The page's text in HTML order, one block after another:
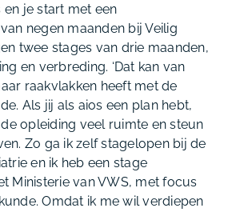
je start met een
negen maanden bij Veilig
twee stages van drie maanden,
en verbreding. ‘Dat kan van
raakvlakken heeft met de
Als jij als aios een plan hebt,
opleiding veel ruimte en steun
Zo ga ik zelf stagelopen bij de
en ik heb een stage
Ministerie van VWS, met focus
Omdat ik me wil verdiepen